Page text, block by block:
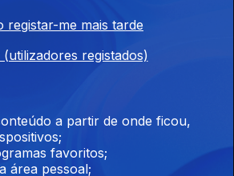
registar-me mais tarde
registados)
a partir de onde ficou,
favoritos;
área pessoal;